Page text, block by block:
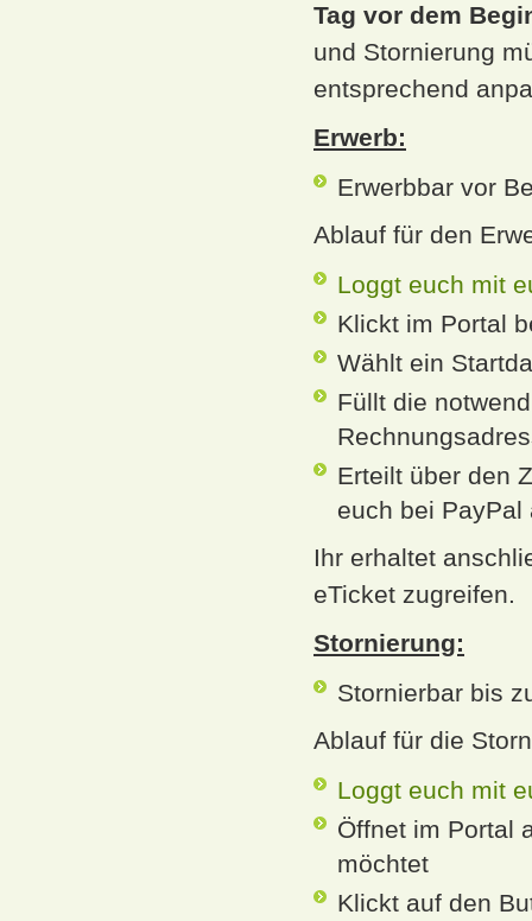
Tag vor dem
und Stornierung
entsprechend
Erwerb:
Erwerbbar vor
Ablauf für den
Loggt euch mit
Klickt im Portal
Wählt ein
Füllt die
Erteilt über den
euch bei PayPal
Ihr erhaltet
eTicket zugreifen.
Stornierung:
Stornierbar bis
Ablauf für die
Loggt euch mit
Öffnet im Portal
möchtet
Klickt auf den